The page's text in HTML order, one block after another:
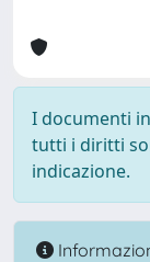
I documenti
tutti i diritti
indicazione.